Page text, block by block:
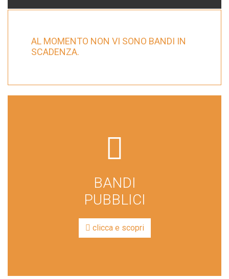
AL MOMENTO NON VI SONO BANDI IN
SCADENZA.
lines
BANDI
PUBBLICI
clicca e scopri